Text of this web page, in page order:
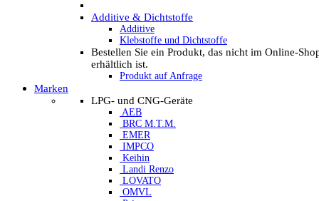
Additive & Dichtstoffe
Additive
Klebstoffe und Dichtstoffe
Bestellen Sie ein Produkt, das nicht im Online-
erhältlich ist.
Produkt auf Anfrage
Marken
LPG- und CNG-Geräte
AEB
BRC M.T.M.
EMER
IMPCO
Keihin
Landi Renzo
LOVATO
OMVL